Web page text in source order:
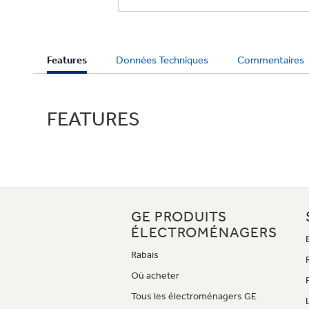
Current
Tab:
Features Données Techniques Commentaires
FEATURES
GE PRODUITS
ÉLECTROMÉNAGERS
Rabais
Où acheter
Tous les électroménagers GE